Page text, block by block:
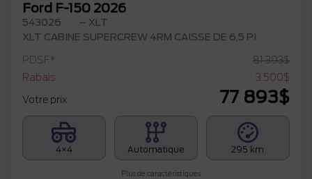
Ford F-150 2026
543026
– XLT
XLT CABINE SUPERCREW 4RM CAISSE DE 6,5 PI
PDSF* 81 393$
Rabais
3 500$
Votre prix
77 893$
4×4 Automatique 295 km
Plus de caractéristiques